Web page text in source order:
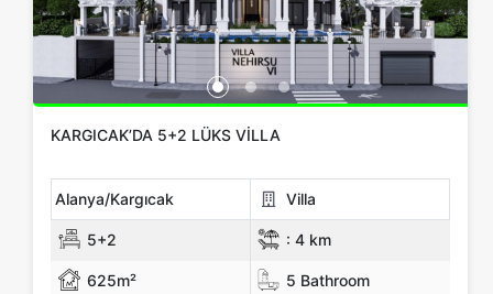
KARGICAK’DA 5+2 LÜKS VILLA
Alanya/Kargıcak Villa
5+2 : 4 km
625m² 5 Bathroom